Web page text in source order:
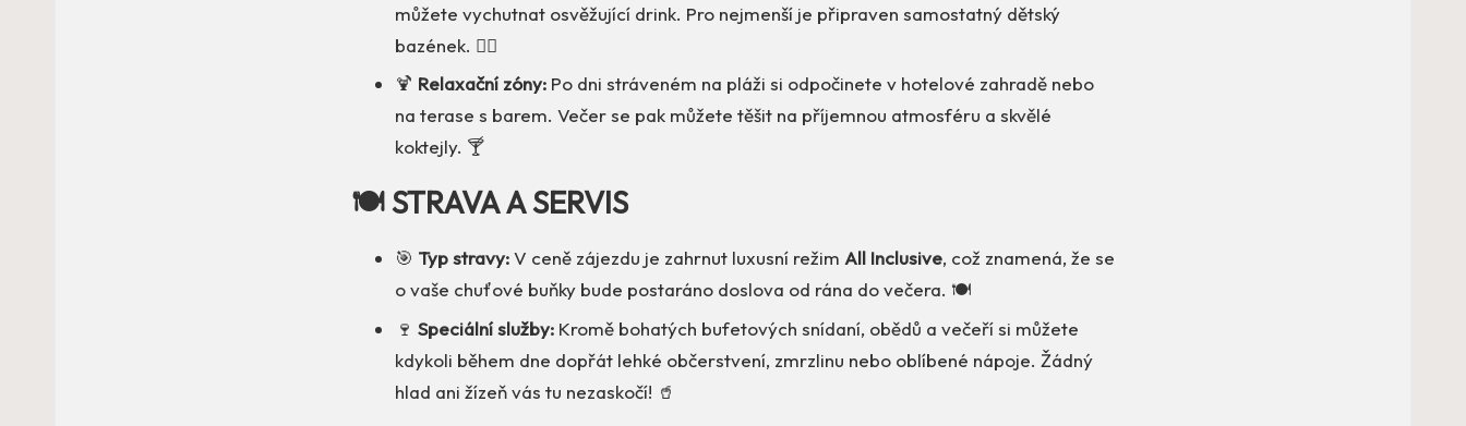
můžete vychutnat osvěžující drink. Pro nejmenší je připraven samostatný dětský
bazének. 🏊‍♀️
🍹 Relaxační zóny: Po dni stráveném na pláži si odpočinete v hotelové zahradě nebo
na terase s barem. Večer se pak můžete těšit na příjemnou atmosféru a skvělé
koktejly. 🍸
🍽️ STRAVA A SERVIS
🎯 Typ stravy:V ceně zájezdu je zahrnut luxusní režim All Inclusive, což znamená, že se
o vaše chuťové buňky bude postaráno doslova od rána do večera. 🍽️
🍷 Speciální služby: Kromě bohatých bufetových snídaní, obědů a večeří si můžete
kdykoli během dne dopřát lehké občerstvení, zmrzlinu nebo oblíbené nápoje. Žádný
hlad ani žízeň vás tu nezaskočí! 🥤